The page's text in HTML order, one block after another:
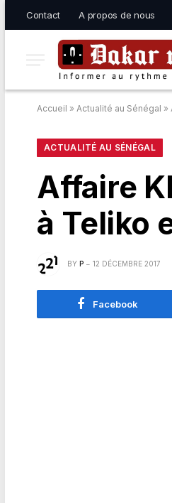
Contact A propos de nous
Accueil » Actualité au Sénégal »
ACTUALITÉ AU SÉNÉGAL
Affaire
à Teliko
BY P 12 DÉCEMBRE 2017
Facebook